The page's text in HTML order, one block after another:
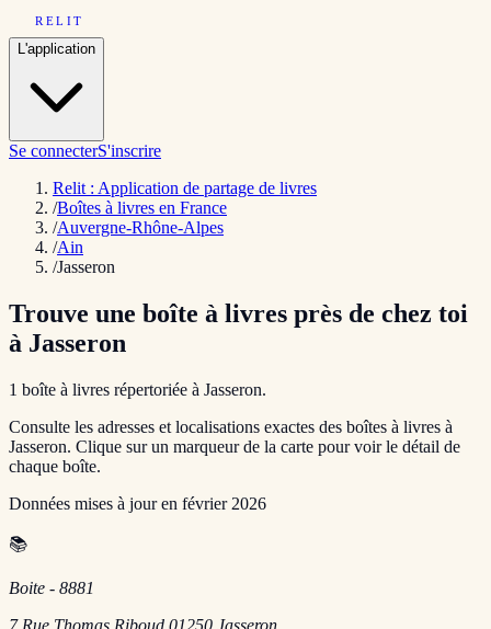
RELIT
L'application
Se connecterS'inscrire
Relit : Application de partage de livres
/Boîtes à livres en France
/Auvergne-Rhône-Alpes
/Ain
/Jasseron
Trouve une boîte à livres près de chez toi
à Jasseron
1 boîte à livres répertoriée à Jasseron.
Consulte les adresses et localisations exactes des boîtes à livres à
Jasseron. Clique sur un marqueur de la carte pour voir le détail de
chaque boîte.
Données mises à jour en février 2026
📚
Boite - 8881
7 Rue Thomas Riboud 01250 Jasseron